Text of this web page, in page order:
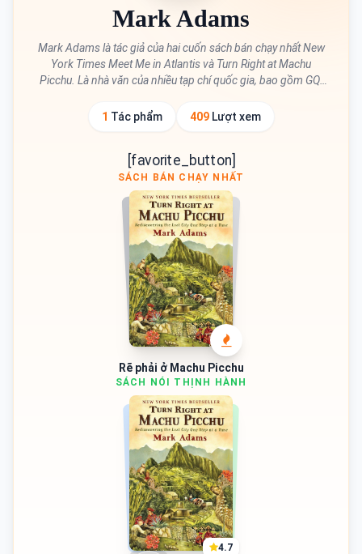
SÁCH BÁN CHẠY NHẤT
Rẽ phải ở Machu Picchu
Mark Adams
Mark Adams là tác giả của hai cuốn sách bán chạy nhất New
York Times Meet Me in Atlantis và Turn Right at Machu
Picchu. Là nhà văn của nhiều tạp chí quốc gia, bao gồm GQ,
York cùng vợ và các con.
1 Tác phẩm 409Lượt xem
[favorite_button]
SÁCH NÓI THỊNH HÀNH
4.7